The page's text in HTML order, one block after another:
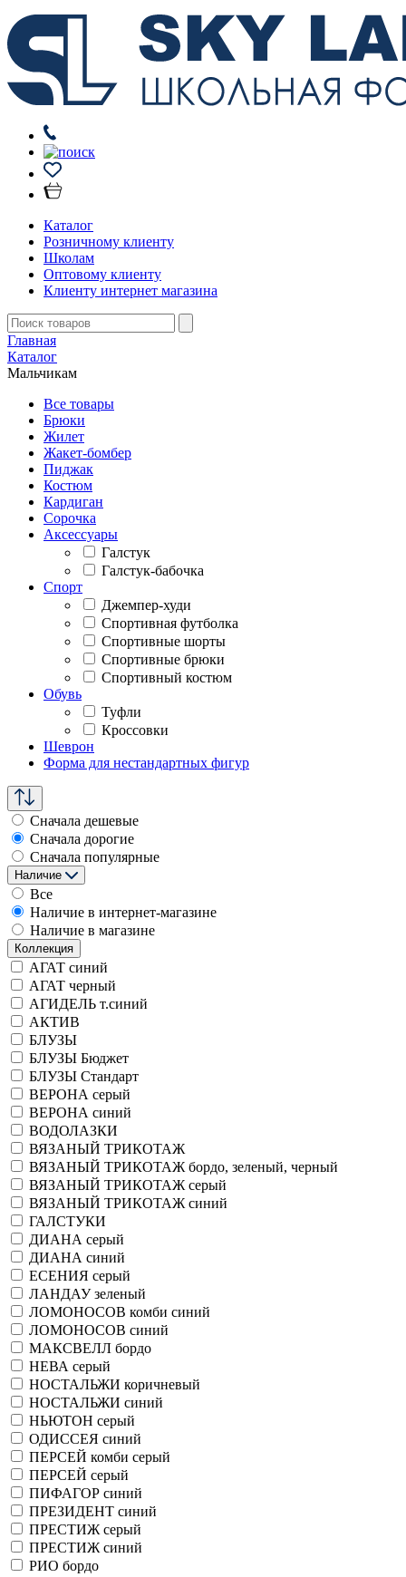
Каталог
Розничному клиенту
Школам
Оптовому клиенту
Клиенту интернет магазина
Главная
Каталог
Мальчикам
Все товары
Брюки
Жилет
Жакет-бомбер
Пиджак
Костюм
Кардиган
Сорочка
Аксессуары
Галстук
Галстук-бабочка
Спорт
Джемпер-худи
Спортивная футболка
Спортивные шорты
Спортивные брюки
Спортивный костюм
Обувь
Туфли
Кроссовки
Шеврон
Форма для нестандартных фигур
Сначала дешевые
Сначала дорогие
Сначала популярные
Наличие
Все
Наличие в интернет-магазине
Наличие в магазине
Коллекция
АГАТ синий
АГАТ черный
АГИДЕЛЬ т.синий
АКТИВ
БЛУЗЫ
БЛУЗЫ Бюджет
БЛУЗЫ Стандарт
ВЕРОНА серый
ВЕРОНА синий
ВОДОЛАЗКИ
ВЯЗАНЫЙ ТРИКОТАЖ
ВЯЗАНЫЙ ТРИКОТАЖ бордо, зеленый, черный
ВЯЗАНЫЙ ТРИКОТАЖ серый
ВЯЗАНЫЙ ТРИКОТАЖ синий
ГАЛСТУКИ
ДИАНА серый
ДИАНА синий
ЕСЕНИЯ серый
ЛАНДАУ зеленый
ЛОМОНОСОВ комби синий
ЛОМОНОСОВ синий
МАКСВЕЛЛ бордо
НЕВА серый
НОСТАЛЬЖИ коричневый
НОСТАЛЬЖИ синий
НЬЮТОН серый
ОДИССЕЯ синий
ПЕРСЕЙ комби серый
ПЕРСЕЙ серый
ПИФАГОР синий
ПРЕЗИДЕНТ синий
ПРЕСТИЖ серый
ПРЕСТИЖ синий
РИО бордо